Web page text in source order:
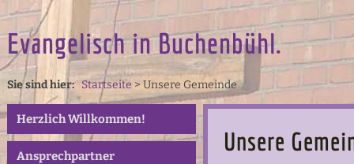
Evangelisch in Buchenbühl.
Sie sind hier:Startseite > Unsere Gemeinde
Herzlich Willkommen!
Ansprechpartner
Unsere